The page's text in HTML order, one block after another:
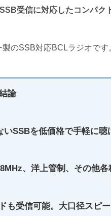
受信に対応したコンパク
のSSB対応BCLラジオです
論
いSSBを低価格で手軽に
、洋上管制、その他
も受信可能。大口径スピ